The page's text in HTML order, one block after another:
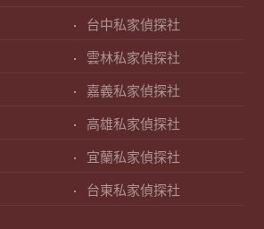
台中私家偵探社
雲林私家偵探社
嘉義私家偵探社
高雄私家偵探社
宜蘭私家偵探社
台東私家偵探社